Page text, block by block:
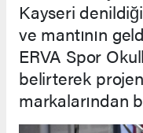
Kayseri
ve mantının
ERVA Spor
belirterek
markalarından